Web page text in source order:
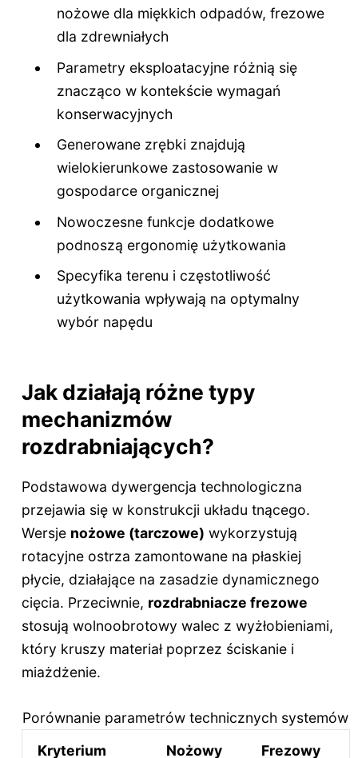
nożowe dla miękkich odpadów, frezowe
dla zdrewniałych
Parametry eksploatacyjne różnią się
znacząco w kontekście wymagań
konserwacyjnych
Generowane zrębki znajdują
wielokierunkowe zastosowanie w
gospodarce organicznej
Nowoczesne funkcje dodatkowe
podnoszą ergonomię użytkowania
Specyfika terenu i częstotliwość
użytkowania wpływają na optymalny
wybór napędu
Jak działają różne typy
mechanizmów
rozdrabniających?
Podstawowa dywergencja technologiczna
przejawia się w konstrukcji układu tnącego.
Wersje nożowe (tarczowe) wykorzystują
rotacyjne ostrza zamontowane na płaskiej
płycie, działające na zasadzie dynamicznego
cięcia. Przeciwnie, rozdrabniacze frezowe
stosują wolnoobrotowy walec z wyżłobieniami,
który kruszy materiał poprzez ściskanie i
miażdżenie.
Porównanie parametrów technicznych systemów
Kryterium
Nożowy Frezowy